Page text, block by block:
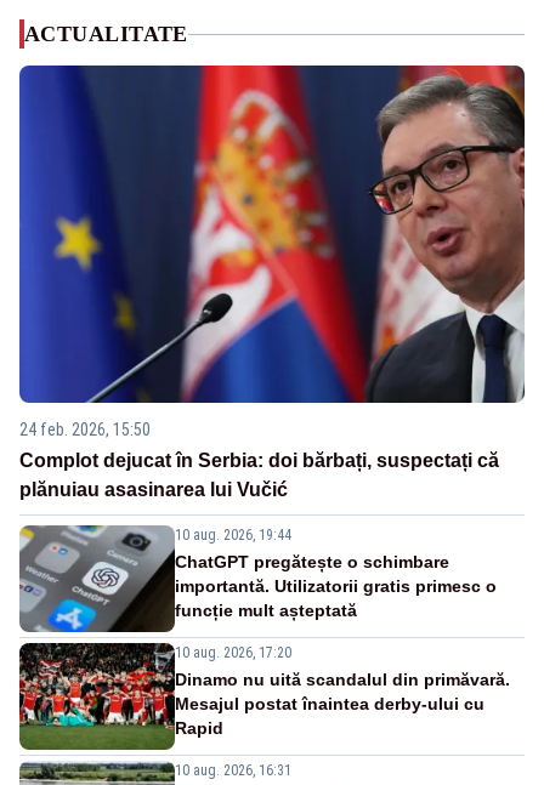
ACTUALITATE
24 feb. 2026, 15:50
Complot dejucat în Serbia: doi bărbați, suspectați că
plănuiau asasinarea lui Vučić
10 aug. 2026, 19:44
ChatGPT pregătește o schimbare
importantă. Utilizatorii gratis primesc o
funcție mult așteptată
10 aug. 2026, 17:20
Dinamo nu uită scandalul din primăvară.
Mesajul postat înaintea derby-ului cu
Rapid
10 aug. 2026, 16:31